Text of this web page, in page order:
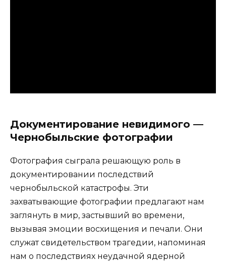
Документирование невидимого —
Чернобыльские фотографии
Фотография сыграла решающую роль в
документировании последствий
чернобыльской катастрофы. Эти
захватывающие фотографии предлагают нам
заглянуть в мир, застывший во времени,
вызывая эмоции восхищения и печали. Они
служат свидетельством трагедии, напоминая
нам о последствиях неудачной ядерной